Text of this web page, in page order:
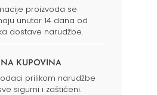
proizvoda se
unutar 14 dana od
dostave narudžbe.
KUPOVINA
prilikom narudžbe
sigurni i zaštićeni.